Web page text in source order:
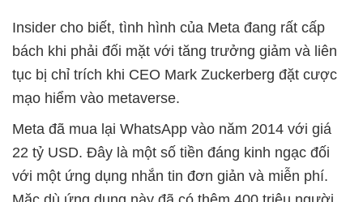
Insider cho biết, tình hình của Meta đang rất cấp
bách khi phải đối mặt với tăng trưởng giảm và liên
tục bị chỉ trích khi CEO Mark Zuckerberg đặt cược
mạo hiểm vào metaverse.
Meta đã mua lại WhatsApp vào năm 2014 với giá
22 tỷ USD. Đây là một số tiền đáng kinh ngạc đối
với một ứng dụng nhắn tin đơn giản và miễn phí.